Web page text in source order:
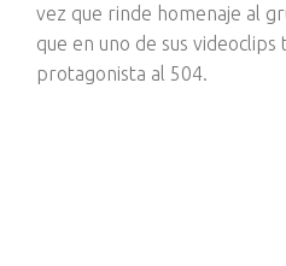
vez que rinde homenaje al
que en uno de sus videoclips
protagonista al 504.